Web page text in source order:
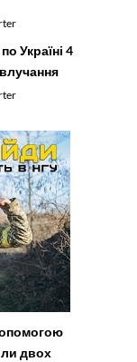
Україні 4
двох